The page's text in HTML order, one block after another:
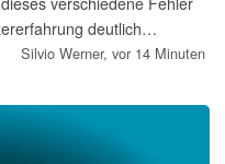
deutlich
auf verschiedene
Silvio Werner, vor 14 Minuten